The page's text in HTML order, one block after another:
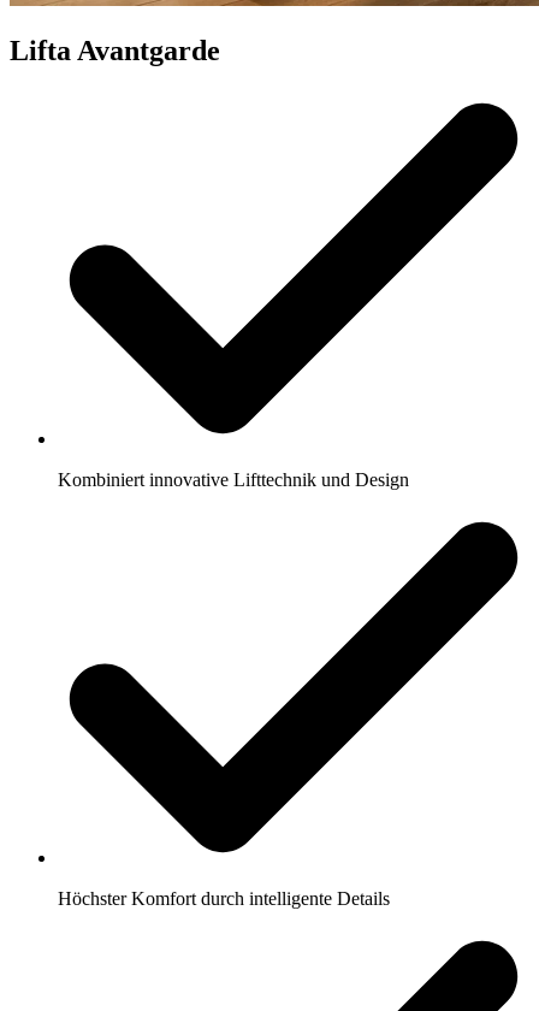
Lifta Avantgarde
Kombiniert innovative Lifttechnik und Design
Höchster Komfort durch intelligente Details